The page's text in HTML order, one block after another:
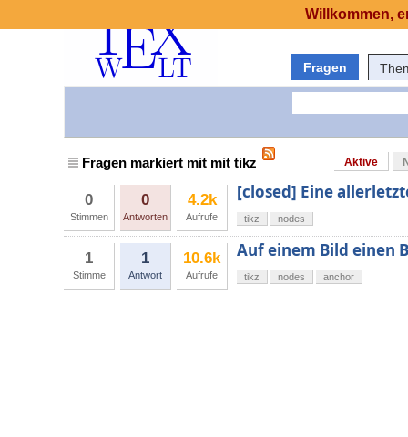
Fragen
Fragen markiert mit mit tikz Aktive
0
Stimmen
0
Antworten
4.2k
Aufrufe
[closed] Eine
tikz nodes
1
Stimme
1
Antwort
10.6k
Aufrufe
Auf einem Bild einen
tikz nodes anchor
Willkommen,